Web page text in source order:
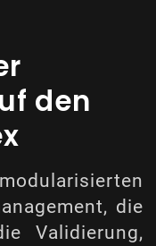
den
die
Validierung,